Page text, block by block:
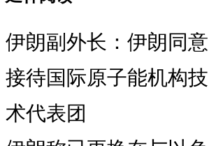
伊朗副外长：伊朗同意
接待国际原子能机构技
术代表团